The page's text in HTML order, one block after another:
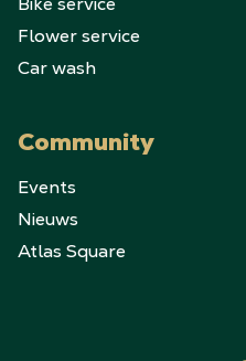
Flower service
Car wash
Community
Events
Nieuws
Atlas Square